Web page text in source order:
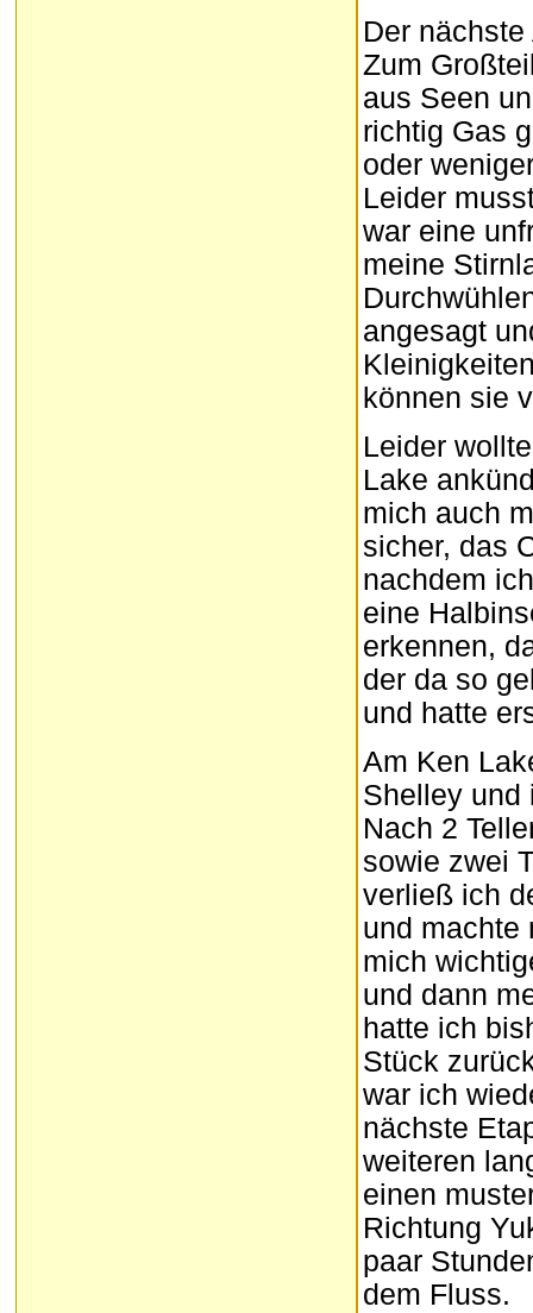
Der
Zum
aus Seen
richtig Gas
oder
Leider
war eine
meine
angesagt
können sie
Leider
Lake
mich auch
sicher, das
nachdem
eine
erkennen,
der da so
und hatte
Am Ken
Shelley und
Nach 2
sowie zwei
verließ ich
und machte
mich
und dann
hatte ich
Stück
war ich
nächste
weiteren
einen
Richtung
paar
dem Fluss.